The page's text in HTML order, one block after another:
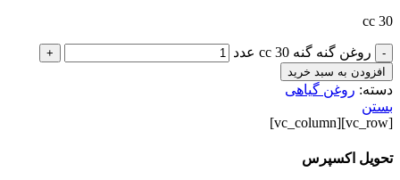
30 cc
- روغن گنه گنه 30 cc عدد
+
افزودن به سبد خرید
دسته: روغن گیاهی
بستن
[vc_row][vc_column]
تحویل اکسپرس